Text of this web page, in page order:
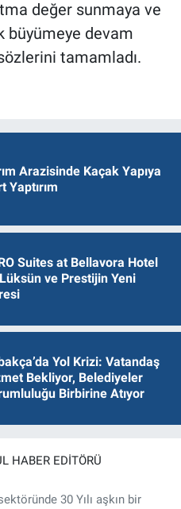
değer sunmaya ve
büyümeye devam
tamamladı.
Arazisinde Kaçak Yapıya
Yaptırım
Suites at Bellavora Hotel
ve Prestijin Yeni
Yol Krizi: Vatandaş
Bekliyor, Belediyeler
Birbirine Atıyor
HABER EDITÖRÜ
30 Yılı aşkın bir